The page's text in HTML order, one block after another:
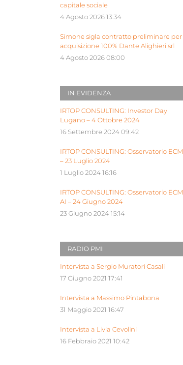
capitale sociale
4 Agosto 2026 13:34
Simone sigla contratto preliminare per
acquisizione 100% Dante Alighieri srl
4 Agosto 2026 08:00
IN EVIDENZA
IRTOP CONSULTING: Investor Day
Lugano – 4 Ottobre 2024
16 Settembre 2024 09:42
IRTOP CONSULTING: Osservatorio ECM
– 23 Luglio 2024
1 Luglio 2024 16:16
IRTOP CONSULTING: Osservatorio ECM
AI – 24 Giugno 2024
23 Giugno 2024 15:14
RADIO PMI
Intervista a Sergio Muratori Casali
17 Giugno 2021 17:41
Intervista a Massimo Pintabona
31 Maggio 2021 16:47
Intervista a Livia Cevolini
16 Febbraio 2021 10:42